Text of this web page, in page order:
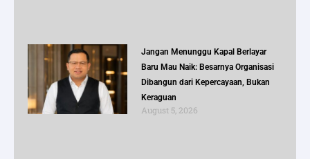
Jangan Menunggu Kapal Berlayar
Baru Mau Naik: Besarnya Organisasi
Dibangun dari Kepercayaan, Bukan
Keraguan
August 5, 2026